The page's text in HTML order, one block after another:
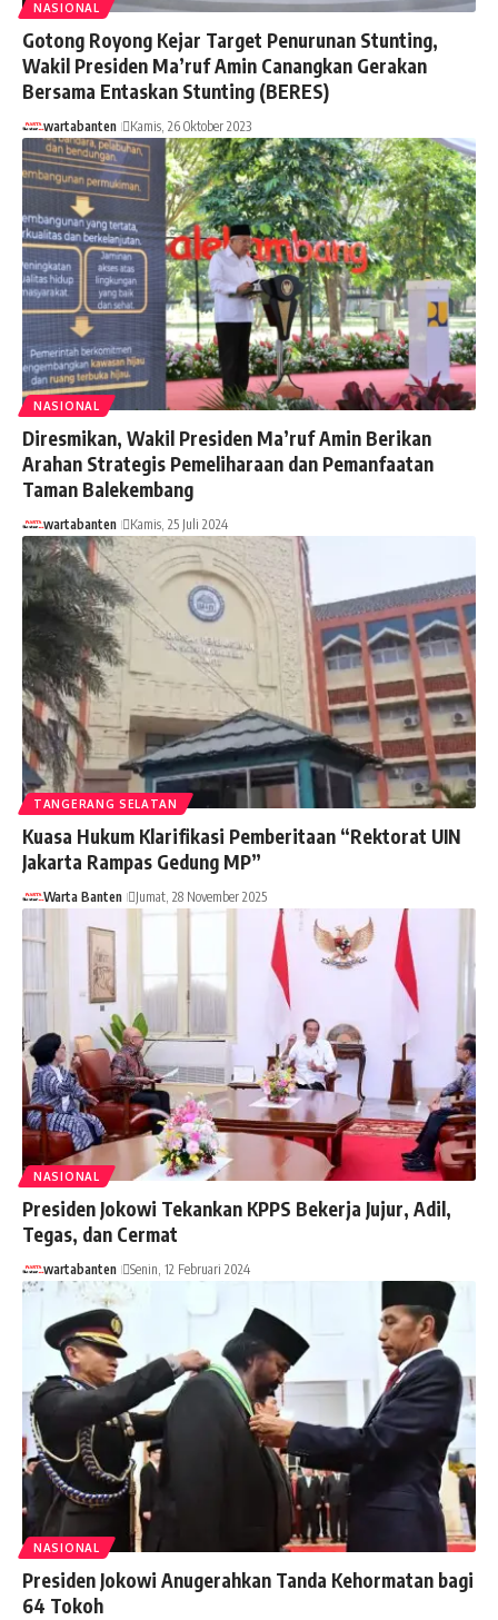
NASIONAL
Gotong Royong Kejar Target Penurunan Stunting,
Wakil Presiden Ma’ruf Amin Canangkan Gerakan
Bersama Entaskan Stunting (BERES)
wartabanten Kamis, 26 Oktober 2023
NASIONAL
Diresmikan, Wakil Presiden Ma’ruf Amin Berikan
Arahan Strategis Pemeliharaan dan Pemanfaatan
Taman Balekembang
wartabanten Kamis, 25 Juli 2024
TANGERANG SELATAN
Kuasa Hukum Klarifikasi Pemberitaan “Rektorat UIN
Jakarta Rampas Gedung MP”
Warta Banten Jumat, 28 November 2025
NASIONAL
Presiden Jokowi Tekankan KPPS Bekerja Jujur, Adil,
Tegas, dan Cermat
wartabanten Senin, 12 Februari 2024
NASIONAL
Presiden Jokowi Anugerahkan Tanda Kehormatan bagi
64 Tokoh